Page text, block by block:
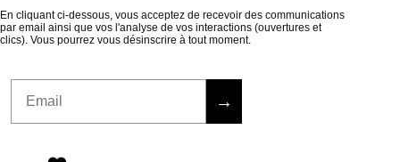
En cliquant ci-dessous, vous acceptez de recevoir des communications
par email ainsi que vos l'analyse de vos interactions (ouvertures et
clics). Vous pourrez vous désinscrire à tout moment.
→